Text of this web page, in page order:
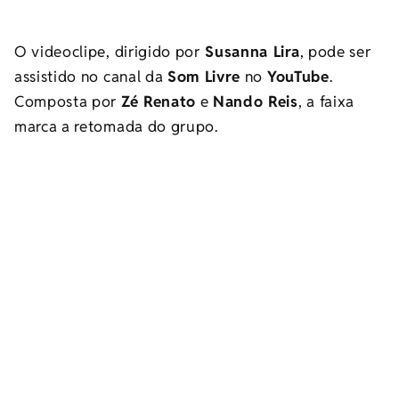
O videoclipe, dirigido por Susanna Lira, pode ser
assistido no canal da Som Livre no YouTube.
Composta por Zé Renato e Nando Reis, a faixa
marca a retomada do grupo.